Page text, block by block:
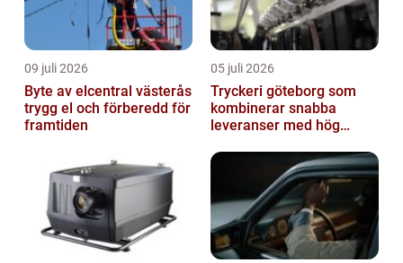
09 juli 2026
Byte av elcentral västerås
trygg el och förberedd för
framtiden
05 juli 2026
Tryckeri göteborg som
kombinerar snabba
leveranser med hög